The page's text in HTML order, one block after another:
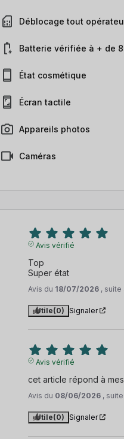
Déblocage tout
Batterie vérifiée à + de
État cosmétique
Écran tactile
Appareils photos
Caméras
Avis vérifié
Top
Super état
Avis du 18/07/2026 , suite
Utile(0) Signaler
Avis vérifié
cet article répond à
Avis du 08/06/2026 ,
Utile(0) Signaler